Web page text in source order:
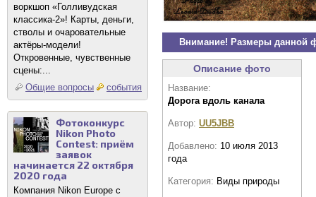
воркшоп «Голливудская
классика-2»! Карты, деньги,
стволы и очаровательные
актёры-модели!
Откровенные, чувственные
сцены:...
Общие вопросы
события
Фотоконкурс
Nikon Photo
Contest: приём
заявок
начинается 22 октября
2020 года
Компания Nikon Europe с
Внимание! Размеры данной
Описание фото
Название:
Дорога вдоль канала
Автор: UU5JBB
Добавлено: 10 июля 2013
года
Категория: Виды природы